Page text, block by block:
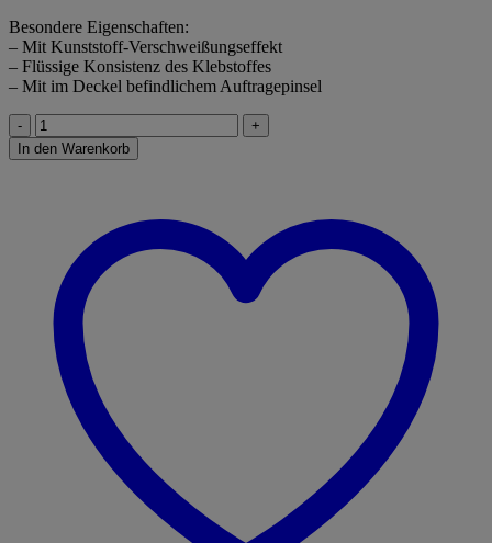
Besondere Eigenschaften:
– Mit Kunststoff-Verschweißungseffekt
– Flüssige Konsistenz des Klebstoffes
– Mit im Deckel befindlichem Auftragepinsel
Contacta
Liquid,
Flüssigleim
In den Warenkorb